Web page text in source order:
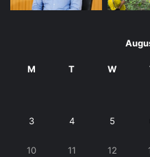
M T W
3 4 5
10 11 12